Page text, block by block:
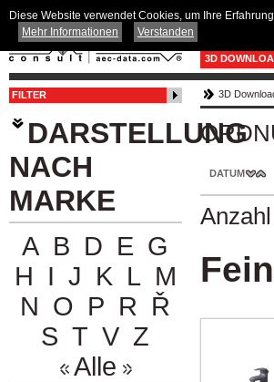
3D
FILTER
DARSTELLUNG
NACH
MARKE
A B D E G
H I J K L M
N O P R Ř
S T V Z
Alle
3D
DATUM
Diese Website verwendet Cookies, um Ihre
Mehr Informationen
Verstanden